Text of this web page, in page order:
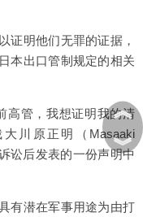
证明他们无罪的证据，
本出口管制规定的相关
高管，我想证明我的清
川原正明（Masaaki
讼后发表的一份声明中
有潜在军事用途为由打
︽
︾